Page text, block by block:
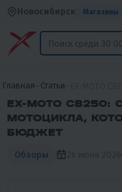
Новосибирск Магазины
Главная Статьи EX-MOTO
EX-MOTO
МОТОЦИКЛА,
БЮДЖЕТ
Обзоры